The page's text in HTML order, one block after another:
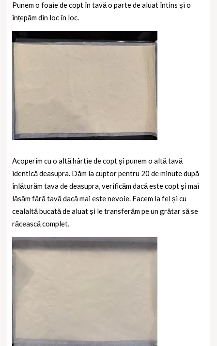
Punem o foaie de copt în tavă o parte de aluat întins și o
înțepăm din loc în loc.
Acoperim cu o altă hârtie de copt și punem o altă tavă
identică deasupra. Dăm la cuptor pentru 20 de minute după
înlăturăm tava de deasupra, verificăm dacă este copt și mai
lăsăm fără tavă dacă mai este nevoie. Facem la fel și cu
cealaltă bucată de aluat și le transferăm pe un grătar să se
răcească complet.